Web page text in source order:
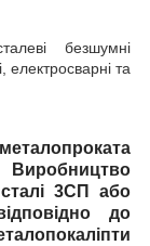
безшумні
та
сталі 3СП або
до